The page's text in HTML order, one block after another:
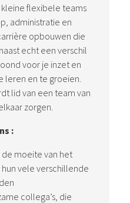
flexibele teams
administratie en
opbouwen die
echt een verschil
voor je inzet en
leren en te groeien.
lid van een team van
zorgen.
:
moeite van het
vele verschillende
collega’s, die